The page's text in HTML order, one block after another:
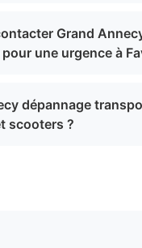
Grand
une urgence à
dépannage
scooters ?